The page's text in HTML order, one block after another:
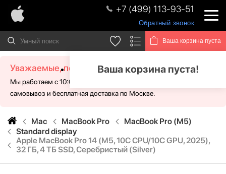
+7 (499) 113-93-51
Обратный звонок
Ваша корзина пуста
Ваша корзина пуста!
Уважаемые, посетители!
Мы работаем с 10:00 - 21:00 без выходных. Для Вас доступен
самовывоз и бесплатная доставка по Москве.
Mac MacBook Pro
MacBook Pro (M5)
Standard display
Apple MacBook Pro 14 (M5, 10C CPU/10C GPU, 2025),
32 ГБ, 4 ТБ SSD, Серебристый (Silver)